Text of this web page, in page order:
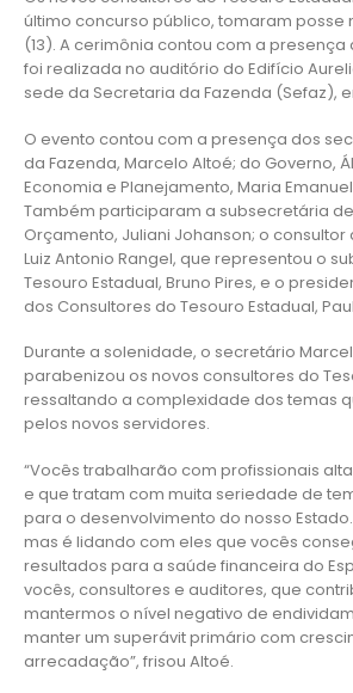
último concurso público, tomaram posse
(13). A cerimônia contou com a presença
foi realizada no auditório do Edifício
sede da Secretaria da Fazenda (Sefaz),
O evento contou com a presença dos
da Fazenda, Marcelo Altoé; do Governo,
Economia e Planejamento, Maria
Também participaram a subsecretária
Orçamento, Juliani Johanson; o consultor
Luiz Antonio Rangel, que representou o
Tesouro Estadual, Bruno Pires, e o
dos Consultores do Tesouro Estadual,
Durante a solenidade, o secretário
parabenizou os novos consultores do
ressaltando a complexidade dos temas
pelos novos servidores.
“Vocês trabalharão com profissionais
e que tratam com muita seriedade de
para o desenvolvimento do nosso
mas é lidando com eles que vocês
resultados para a saúde financeira do
vocês, consultores e auditores, que
mantermos o nível negativo de
manter um superávit primário com
arrecadação”, frisou Altoé.